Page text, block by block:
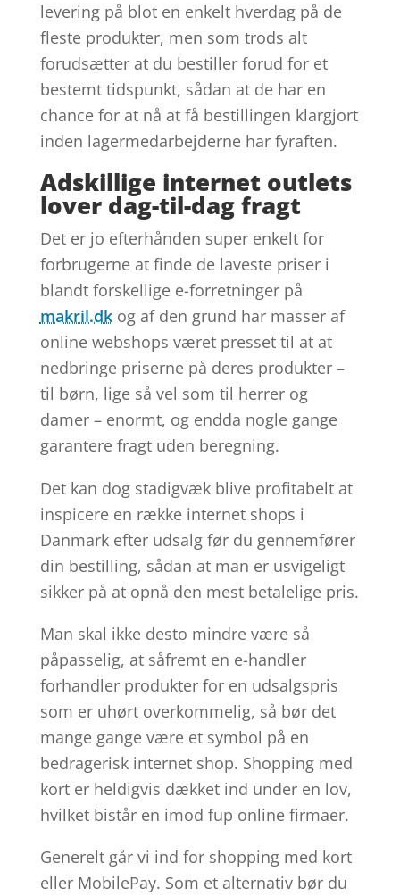
levering på blot en enkelt hverdag på de
fleste produkter, men som trods alt
forudsætter at du bestiller forud for et
bestemt tidspunkt, sådan at de har en
chance for at nå at få bestillingen klargjort
inden lagermedarbejderne har fyraften.
Adskillige internet outlets
lover dag-til-dag fragt
Det er jo efterhånden super enkelt for
forbrugerne at finde de laveste priser i
blandt forskellige e-forretninger på
makril.dkog af den grund har masser af
online webshops været presset til at at
nedbringe priserne på deres produkter –
til børn, lige så vel som til herrer og
damer – enormt, og endda nogle gange
garantere fragt uden beregning.
Det kan dog stadigvæk blive profitabelt at
inspicere en række internet shops i
Danmark efter udsalg før du gennemfører
din bestilling, sådan at man er usvigeligt
sikker på at opnå den mest betalelige pris.
Man skal ikke desto mindre være så
påpasselig, at såfremt en e-handler
forhandler produkter for en udsalgspris
som er uhørt overkommelig, så bør det
mange gange være et symbol på en
bedragerisk internet shop. Shopping med
kort er heldigvis dækket ind under en lov,
hvilket bistår en imod fup online firmaer.
Generelt går vi ind for shopping med kort
eller MobilePay. Som et alternativ bør du